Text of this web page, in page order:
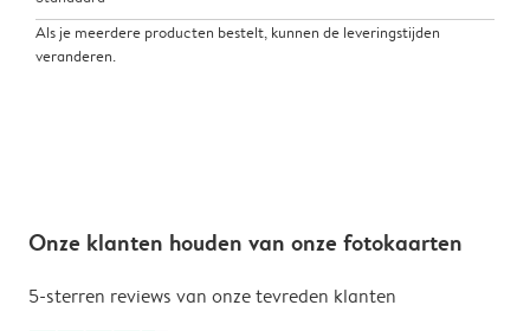
Als je meerdere producten bestelt, kunnen de leveringstijden
veranderen.
Onze klanten houden van onze fotokaarten
5-sterren reviews van onze tevreden klanten